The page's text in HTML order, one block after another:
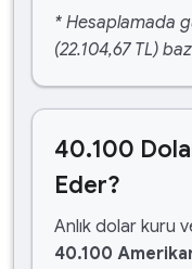
* Hesaplamada
(22.104,67 TL) baz
40.100
Eder?
Anlık dolar kuru
40.100